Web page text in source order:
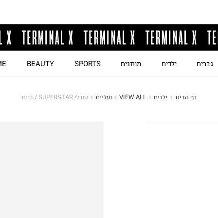
גברים ילדים מותגים SPORTS
BEAUTY
דף הבית ילדים VIEW ALL נעליים סנדלי SUPERSTAR / בנות